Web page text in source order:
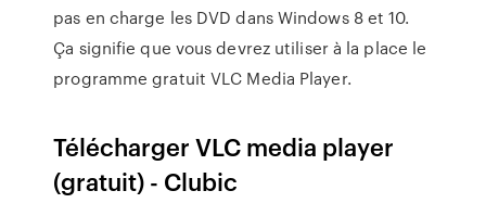
pas en charge les DVD dans Windows 8 et 10.
Ça signifie que vous devrez utiliser à la place le
programme gratuit VLC Media Player.
Télécharger VLC media player
(gratuit) - Clubic